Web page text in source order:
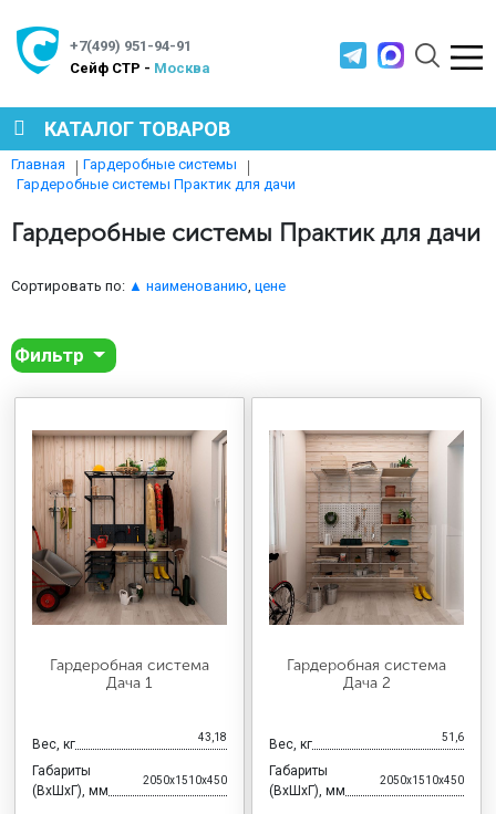
+7(499) 951-94-91
Cейф СТР - Москва
КАТАЛОГ ТОВАРОВ
СЕЙФЫ
МЕТАЛЛИЧЕСКИЕ СТЕЛЛАЖИ
МЕДИЦИНСКАЯ МЕБЕЛЬ
СИСТЕМЫ ХРАНЕНИЯ
ОФИСНАЯ МЕБЕЛЬ
МЕБЕЛЬ ДЛЯ ДОМА
Главная
Гардеробные системы
Гардеробные системы Практик для дачи
Гардеробные системы Практик для дачи
Сортировать по: ▲ наименованию, цене
Фильтр
Гардеробная система
Дача 1
Вес, кг 43,18
Габариты
(ВхШхГ), мм
2050x1510x450
Гардеробная система
Дача 2
Вес, кг 51,6
Габариты
(ВхШхГ), мм
2050x1510x450